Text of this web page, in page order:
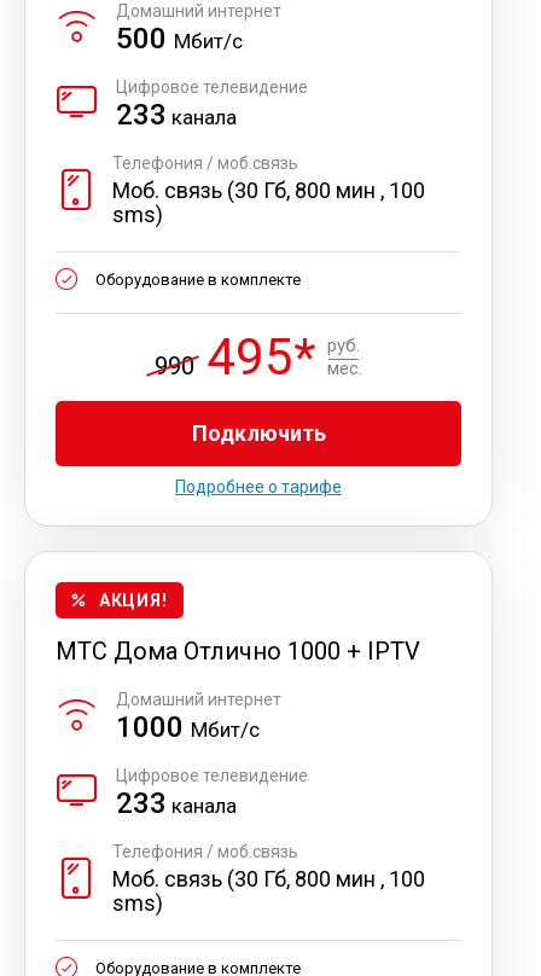
500 Мбит/с
Домашний интернет
233 канала
Цифровое телевидение
Моб. связь (30 Гб, 800 мин , 100
sms)
Телефония / моб.связь
Оборудование в комплекте
990 495* руб.
мес.
Подключить
Подробнее о тарифе
МТС Дома Отлично 1000 + IPTV
АКЦИЯ!
1000 Мбит/с
Домашний интернет
233 канала
Цифровое телевидение
Моб. связь (30 Гб, 800 мин , 100
sms)
Телефония / моб.связь
Оборудование в комплекте